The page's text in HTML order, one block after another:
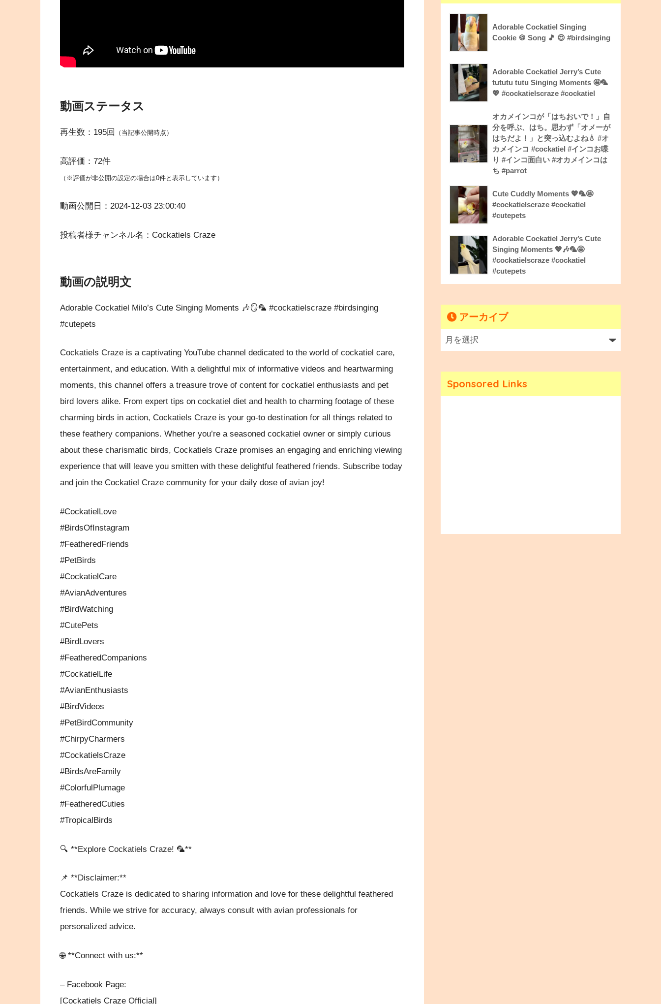
動画ステータス
再生数：195回 （当記事公開時点）
高評価：72件
（※評価が非公開の設定の場合は0件と表示しています）
動画公開日：2024-12-03 23:00:40
投稿者様チャンネル名：Cockatiels Craze
動画の説明文
Adorable Cockatiel Milo’s Cute Singing Moments 🎶🪞🦜 #cockatielscraze #birdsinging
#cutepets
Cockatiels Craze is a captivating YouTube channel dedicated to the world of cockatiel care,
entertainment, and education. With a delightful mix of informative videos and heartwarming
moments, this channel offers a treasure trove of content for cockatiel enthusiasts and pet
bird lovers alike. From expert tips on cockatiel diet and health to charming footage of these
charming birds in action, Cockatiels Craze is your go-to destination for all things related to
these feathery companions. Whether you’re a seasoned cockatiel owner or simply curious
about these charismatic birds, Cockatiels Craze promises an engaging and enriching viewing
experience that will leave you smitten with these delightful feathered friends. Subscribe today
and join the Cockatiel Craze community for your daily dose of avian joy!
#CockatielLove
#BirdsOfInstagram
#FeatheredFriends
#PetBirds
#CockatielCare
#AvianAdventures
#BirdWatching
#CutePets
#BirdLovers
#FeatheredCompanions
#CockatielLife
#AvianEnthusiasts
#BirdVideos
#PetBirdCommunity
#ChirpyCharmers
#CockatielsCraze
#BirdsAreFamily
#ColorfulPlumage
#FeatheredCuties
#TropicalBirds
🔍 **Explore Cockatiels Craze! 🦜**
📌 **Disclaimer:**
Cockatiels Craze is dedicated to sharing information and love for these delightful feathered
friends. While we strive for accuracy, always consult with avian professionals for
personalized advice.
🌐 **Connect with us:**
– Facebook Page:
[Cockatiels Craze Official]
Adorable Cockatiel Singing
Cookie 🍪 Song 🎵 😍 #birdsinging
Adorable Cockatiel Jerry’s Cute
tututu tutu Singing Moments 🤩🦜
💖 #cockatielscraze #cockatiel
オカメインコが「はちおいで！」自
分を呼ぶ、はち。思わず「オメーが
はちだよ！」と突っ込むよね💧 #オ
カメインコ #cockatiel #インコお喋
り #インコ面白い #オカメインコは
ち #parrot
Cute Cuddly Moments 💖🦜🤩
#cockatielscraze #cockatiel
#cutepets
Adorable Cockatiel Jerry’s Cute
Singing Moments 💖🎶🦜🤩
#cockatielscraze #cockatiel
#cutepets
アーカイブ
Sponsored Links